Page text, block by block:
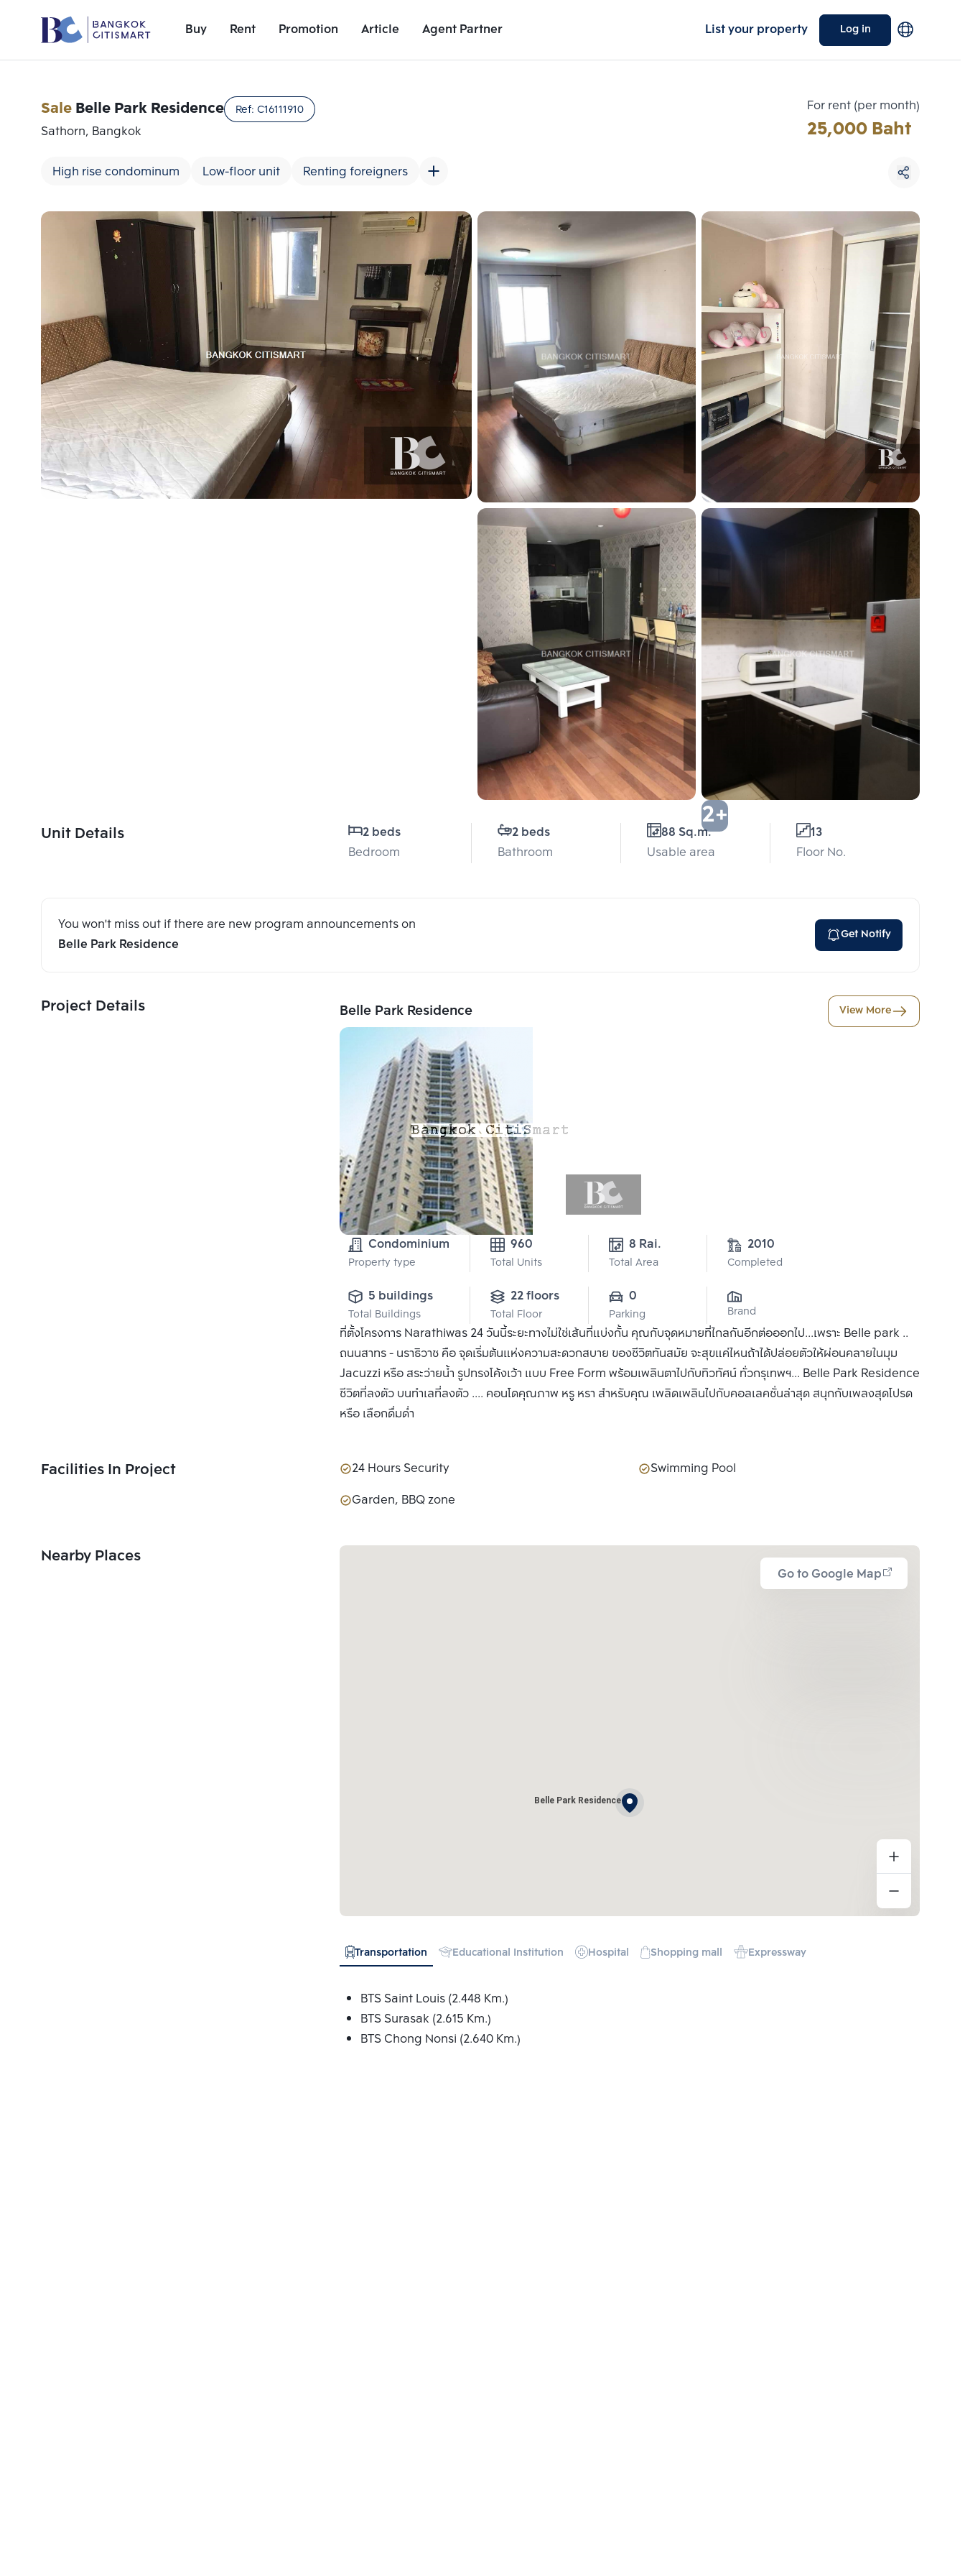
Buy Rent Promotion Article Agent Partner List your property Log in
Unit Details
SaleBelle Park Residence Ref: C16111910
Sathorn, Bangkok
High rise condominum Low-floor unit Renting foreigners
For rent (per month)
25,000 Baht
2+
Unit Details
2 beds
Bedroom
2 beds
Bathroom
88 Sq.m.
Usable area
13
Floor No.
You won't miss out if there are new program announcements on
Belle Park Residence
Get Notify
Project Details Belle Park Residence View More
Condominium
Property type
960
Total Units
8 Rai.
Total Area
2010
Completed
5 buildings
Total Buildings
22 floors
Total Floor
0
Parking Brand
ที่ตั้งโครงการ Narathiwas 24 วันนี้ระยะทางไม่ใช่เส้นที่แบ่งกั้น คุณกับจุดหมายที่ไกลกันอีกต่อออกไป...เพราะ Belle park ..
ถนนสาทร - นราธิวาช คือ จุดเริ่มต้นแห่งความสะดวกสบาย ของชีวิตทันสมัย จะสุขแค่ไหนถ้าได้ปล่อยตัวให้ผ่อนคลายในมุม
Jacuzzi หรือ สระว่ายน้ำ รูปทรงโค้งเว้า แบบ Free Form พร้อมเพลินตาไปกับทิวทัศน์ ทั่วกรุเทพฯ... Belle Park Residence
ชีวิตที่ลงตัว บนทำเลที่ลงตัว .... คอนโดคุณภาพ หรู หรา สำหรับคุณ เพลิดเพลินไปกับคอลเลคชั่นล่าสุด สนุกกับเพลงสุดโปรด
หรือ เลือกดื่มด่ำ
Facilities In Project 24 Hours Security
Swimming Pool
Garden, BBQ zone
Nearby Places
Go to Google Map
Belle Park Residence
Transportation Educational Institution Hospital Shopping mall Expressway
BTS Saint Louis (2.448 Km.)
BTS Surasak (2.615 Km.)
BTS Chong Nonsi (2.640 Km.)
Add comparative units
Number 2
Add comparative units
Number 3
Choose comparative unit
Maximum 3 units
Clear all